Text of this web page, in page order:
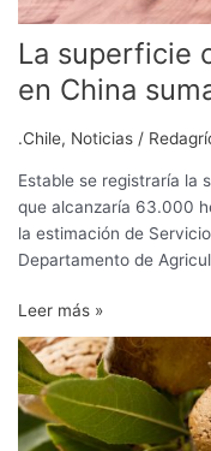
La superficie
en China
.Chile, Noticias /
Estable se registraría la
que alcanzaría 63.000
la estimación de
Departamento de
Leer más »
Superficie
total
de
almendros